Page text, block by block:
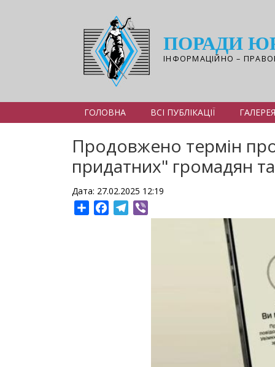
ПОРАДИ
ІНФОРМАЦІЙНО –
ГОЛОВНА ВСІ ПУБЛІКАЦІЇ ГАЛЕРЕЯ
Продовжено термін
придатних" громадян
Дата: 27.02.2025 12:19
ShareFacebookTelegram